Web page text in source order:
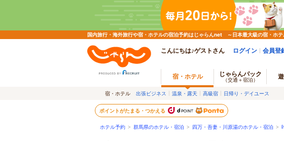
国内旅行・海外旅行や宿・ホテルの宿泊予約はじゃらんnet ～日本最大級の宿・ホテ
こんにちは♪ゲストさん ログイン 会員登
宿・ホテル じゃらんパック
（交通＋宿泊）
宿・ホテル 出張ビジネス 温泉・露天 高級宿 日帰り・デイユース
ポイントがたまる・つかえる
ホテル予約 > 群馬県のホテル・宿泊 > 四万・吾妻・川原湯のホテル・宿泊 >